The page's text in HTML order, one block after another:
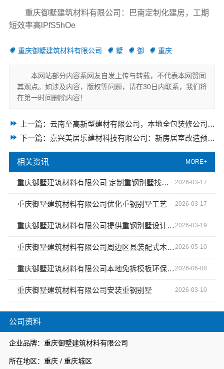
公司资料
企业品牌：重庆御墅建筑材料有限公司
所在地区：重庆 / 重庆城区
重庆御墅建筑材料有限公司：巴南定制化建房，工期
短效率高lPfS5hOe
重庆御墅建筑材料有限公司 墅 御 重庆
本网站部分内容系网友自发上传与转载，不代表本网赞同
其观点。如涉及内容，版权等问题，请在30日内联系，我们将
在第一时间删除内容！
上一篇： 云南至高新型建材有限公司，本地全包装修公司的优质之选
下一篇： 嘉兴美居乐建材科技有限公司：新房居室改造预约上门服务
相关资讯 MORE+
重庆御墅建筑材料有限公司 定制重钢别墅找御墅建材 2026-03-17
重庆御墅建筑材料有限公司优化重钢别墅工艺 2026-03-17
重庆御墅建筑材料有限公司提供重钢别墅设计施工 2026-03-19
重庆御墅建筑材料有限公司周边区县装配式木模售后保障 2026-05-10
重庆御墅建筑材料有限公司本地免拆模板环保材料每平米价格 2026-06-08
重庆御墅建筑材料有限公司安装重钢别墅 2026-03-10